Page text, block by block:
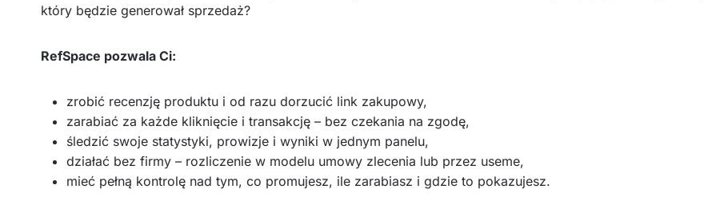
który będzie generował sprzedaż?
RefSpace pozwala Ci:
zrobić recenzję produktu i od razu dorzucić link zakupowy,
zarabiać za każde kliknięcie i transakcję – bez czekania na zgodę,
śledzić swoje statystyki, prowizje i wyniki w jednym panelu,
działać bez firmy – rozliczenie w modelu umowy zlecenia lub przez useme,
mieć pełną kontrolę nad tym, co promujesz, ile zarabiasz i gdzie to pokazujesz.